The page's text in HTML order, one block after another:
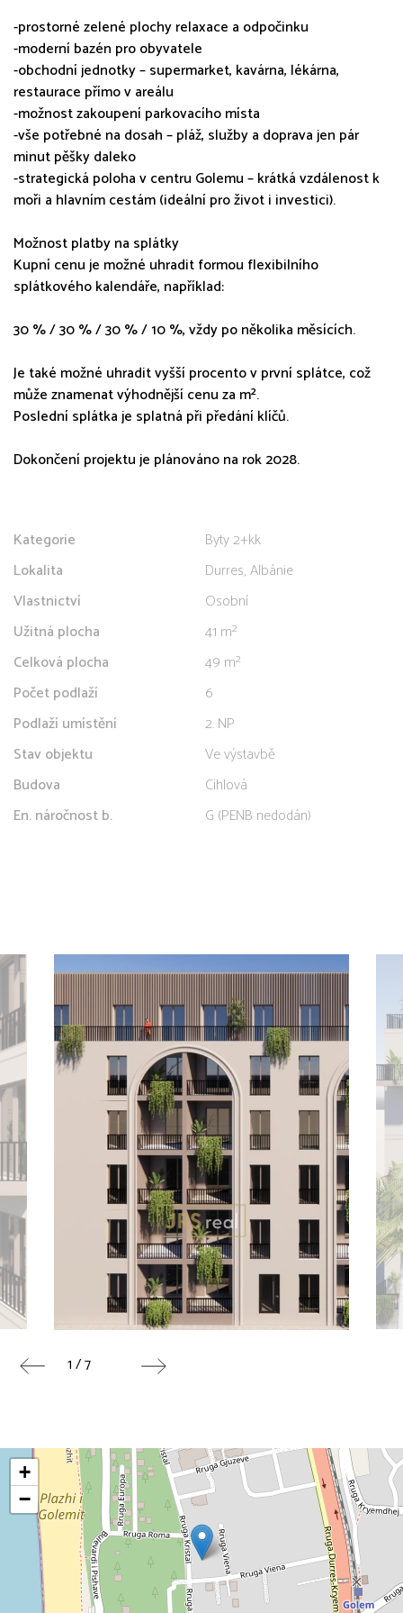
-prostorné zelené plochy relaxace a odpočinku
-moderní bazén pro obyvatele
-obchodní jednotky – supermarket, kavárna, lékárna,
restaurace přímo v areálu
-možnost zakoupení parkovacího místa
-vše potřebné na dosah – pláž, služby a doprava jen pár
minut pěšky daleko
-strategická poloha v centru Golemu – krátká vzdálenost k
moři a hlavním cestám (ideální pro život i investici).
Možnost platby na splátky
Kupní cenu je možné uhradit formou flexibilního
splátkového kalendáře, například:
30 % / 30 % / 30 % / 10 %, vždy po několika měsících.
Je také možné uhradit vyšší procento v první splátce, což
může znamenat výhodnější cenu za m².
Poslední splátka je splatná při předání klíčů.
Dokončení projektu je plánováno na rok 2028.
Kategorie
Byty 2+kk
Lokalita
Durres, Albánie
Vlastnictví
Osobní
Užitná plocha
41 m²
Celková plocha
49 m²
Počet podlaží
6
Podlaží umístění
2. NP
Stav objektu
Ve výstavbě
Budova
Cihlová
En. náročnost b.
G (PENB nedodán)
1 / 7
+
−